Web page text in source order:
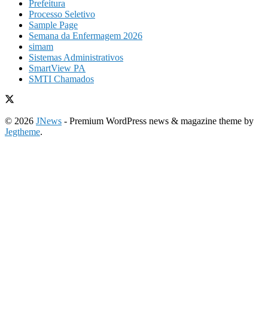
Prefeitura
Processo Seletivo
Sample Page
Semana da Enfermagem 2026
simam
Sistemas Administrativos
SmartView PA
SMTI Chamados
© 2026 JNews - Premium WordPress news & magazine theme by
Jegtheme.